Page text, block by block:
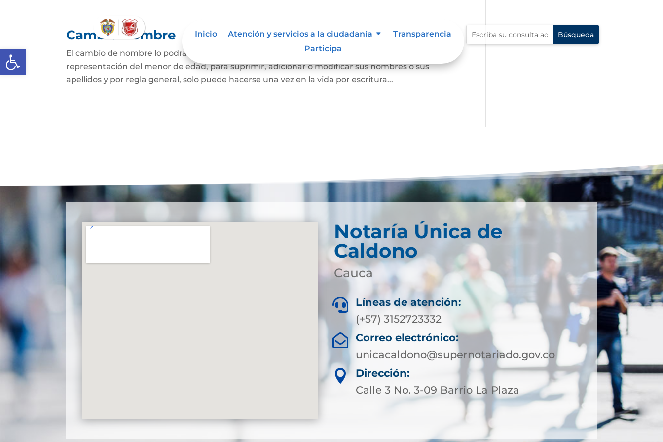
Abrir barra de herramientas
Inicio Atención y servicios a la ciudadanía
Transparencia
Participa
Cambio Nombre
El cambio de nombre lo podrá hacer la persona mayor de edad voluntariamente o los padres en
representación del menor de edad, para suprimir, adicionar o modificar sus nombres o sus
apellidos y por regla general, solo puede hacerse una vez en la vida por escritura...
Notaría Única de
Caldono
Cauca

Líneas de atención:
(+57) 3152723332

Correo electrónico:
unicacaldono@supernotariado.gov.co

Dirección:
Calle 3 No. 3-09 Barrio La Plaza